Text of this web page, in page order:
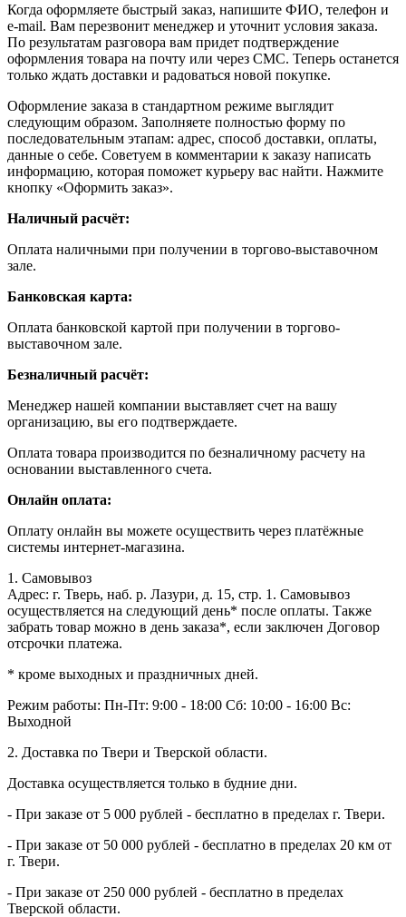
Когда оформляете быстрый заказ, напишите ФИО, телефон и
e-mail. Вам перезвонит менеджер и уточнит условия заказа.
По результатам разговора вам придет подтверждение
оформления товара на почту или через СМС. Теперь останется
только ждать доставки и радоваться новой покупке.
Оформление заказа в стандартном режиме выглядит
следующим образом. Заполняете полностью форму по
последовательным этапам: адрес, способ доставки, оплаты,
данные о себе. Советуем в комментарии к заказу написать
информацию, которая поможет курьеру вас найти. Нажмите
кнопку «Оформить заказ».
Наличный расчёт:
Оплата наличными при получении в торгово-выставочном
зале.
Банковская карта:
Оплата банковской картой при получении в торгово-
выставочном зале.
Безналичный расчёт:
Менеджер нашей компании выставляет счет на вашу
организацию, вы его подтверждаете.
Оплата товара производится по безналичному расчету на
основании выставленного счета.
Онлайн оплата:
Оплату онлайн вы можете осуществить через платёжные
системы интернет-магазина.
1. Самовывоз
Адрес: г. Тверь, наб. р. Лазури, д. 15, стр. 1. Самовывоз
осуществляется на следующий день* после оплаты. Также
забрать товар можно в день заказа*, если заключен Договор
отсрочки платежа.
* кроме выходных и праздничных дней.
Режим работы: Пн-Пт: 9:00 - 18:00 Сб: 10:00 - 16:00 Вс:
Выходной
2. Доставка по Твери и Тверской области.
Доставка осуществляется только в будние дни.
- При заказе от 5 000 рублей - бесплатно в пределах г. Твери.
- При заказе от 50 000 рублей - бесплатно в пределах 20 км от
г. Твери.
- При заказе от 250 000 рублей - бесплатно в пределах
Тверской области.